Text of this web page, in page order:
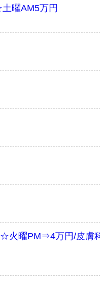
曜AM5万円
☆火曜PM⇒4万円/皮膚